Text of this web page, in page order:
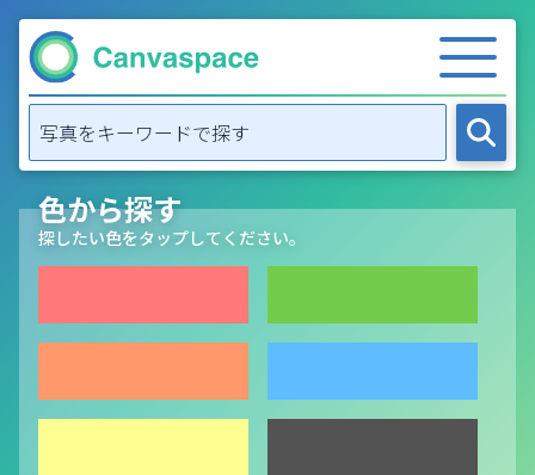
色から探す
探したい色をタップしてください。